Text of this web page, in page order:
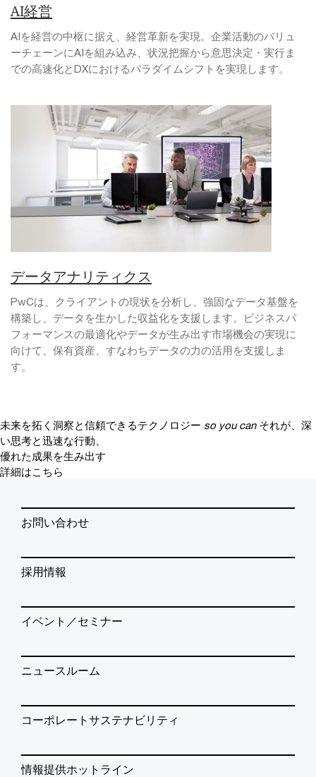
AI経営
AIを経営の中枢に据え、経営革新を実現。企業活動のバリュ
ーチェーンにAIを組み込み、状況把握から意思決定・実行ま
での高速化とDXにおけるパラダイムシフトを実現します。
データアナリティクス
PwCは、クライアントの現状を分析し、強固なデータ基盤を
構築し、データを生かした収益化を支援します。ビジネスパ
フォーマンスの最適化やデータが生み出す市場機会の実現に
向けて、保有資産、すなわちデータの力の活用を支援しま
す。
未来を拓く洞察と信頼できるテクノロジー so you can それが、深
い思考と迅速な行動、
優れた成果を生み出す
詳細はこちら
お問い合わせ
採用情報
イベント／セミナー
ニュースルーム
コーポレートサステナビリティ
情報提供ホットライン